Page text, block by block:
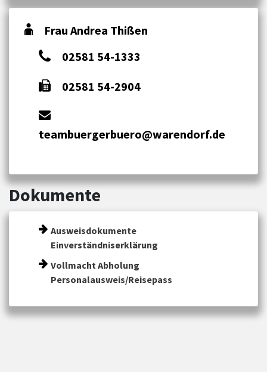
Frau Andrea Thißen
02581 54-1333
02581 54-2904
teambuergerbuero@warendorf.de
Dokumente
Ausweisdokumente
Einverständniserklärung
Vollmacht Abholung
Personalausweis/Reisepass